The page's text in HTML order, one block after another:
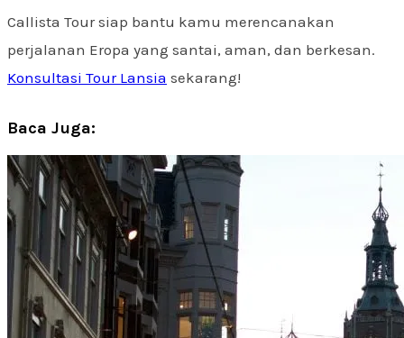
Callista Tour siap bantu kamu merencanakan
perjalanan Eropa yang santai, aman, dan berkesan.
Konsultasi Tour Lansia sekarang!
Baca Juga: